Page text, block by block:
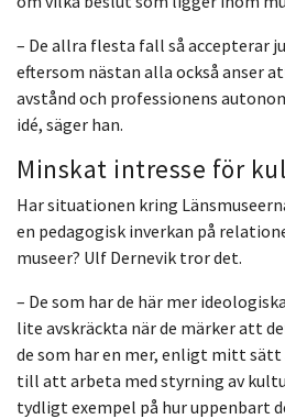
– De allra flesta fall så accepterar
eftersom nästan alla också anser
avstånd och professionens
idé, säger han.
Minskat intresse för
Har situationen kring
en pedagogisk inverkan på
museer? Ulf Dernevik tror det.
– De som har de här mer
lite avskräckta när de märker att
de som har en mer, enligt mitt
till att arbeta med styrning av
tydligt exempel på hur uppenbart